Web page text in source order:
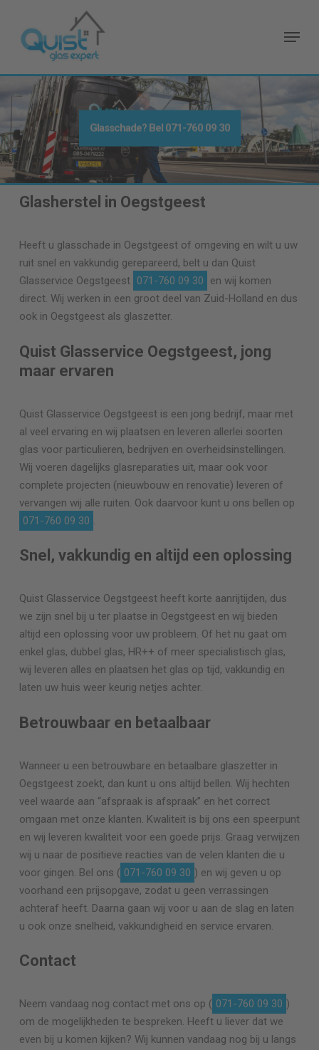
main
Menu
Glasschade? Bel 071-760 09 30
Glasherstel in Oegstgeest
Heeft u glasschade in Oegstgeest of omgeving en wilt u uw
ruit snel en vakkundig gerepareerd, belt u dan Quist
Glasservice Oegstgeest 071-760 09 30
en wij komen
direct. Wij werken in een groot deel van Zuid-Holland en dus
ook in Oegstgeest als glaszetter.
Quist Glasservice Oegstgeest, jong
maar ervaren
Quist Glasservice Oegstgeest is een jong bedrijf, maar met
al veel ervaring en wij plaatsen en leveren allerlei soorten
glas voor particulieren, bedrijven en overheidsinstellingen.
Wij voeren dagelijks glasreparaties uit, maar ook voor
complete projecten (nieuwbouw en renovatie) leveren of
vervangen wij alle ruiten. Ook daarvoor kunt u ons bellen op
071-760 09 30 .
Snel, vakkundig en altijd een oplossing
Quist Glasservice Oegstgeest heeft korte aanrijtijden, dus
we zijn snel bij u ter plaatse in Oegstgeest en wij bieden
altijd een oplossing voor uw probleem. Of het nu gaat om
enkel glas, dubbel glas, HR++ of meer specialistisch glas,
wij leveren alles en plaatsen het glas op tijd, vakkundig en
laten uw huis weer keurig netjes achter.
Betrouwbaar en betaalbaar
Wanneer u een betrouwbare en betaalbare glaszetter in
Oegstgeest zoekt, dan kunt u ons altijd bellen. Wij hechten
veel waarde aan “afspraak is afspraak” en het correct
omgaan met onze klanten. Kwaliteit is bij ons een speerpunt
en wij leveren kwaliteit voor een goede prijs. Graag verwijzen
wij u naar de positieve reacties van de velen klanten die u
voor gingen. Bel ons ( 071-760 09 30 ) en wij geven u op
voorhand een prijsopgave, zodat u geen verrassingen
achteraf heeft. Daarna gaan wij voor u aan de slag en laten
u ook onze snelheid, vakkundigheid en service ervaren.
Contact
Neem vandaag nog contact met ons op ( 071-760 09 30 )
om de mogelijkheden te bespreken. Heeft u liever dat we
even bij u komen kijken? Wij kunnen vandaag nog bij u langs